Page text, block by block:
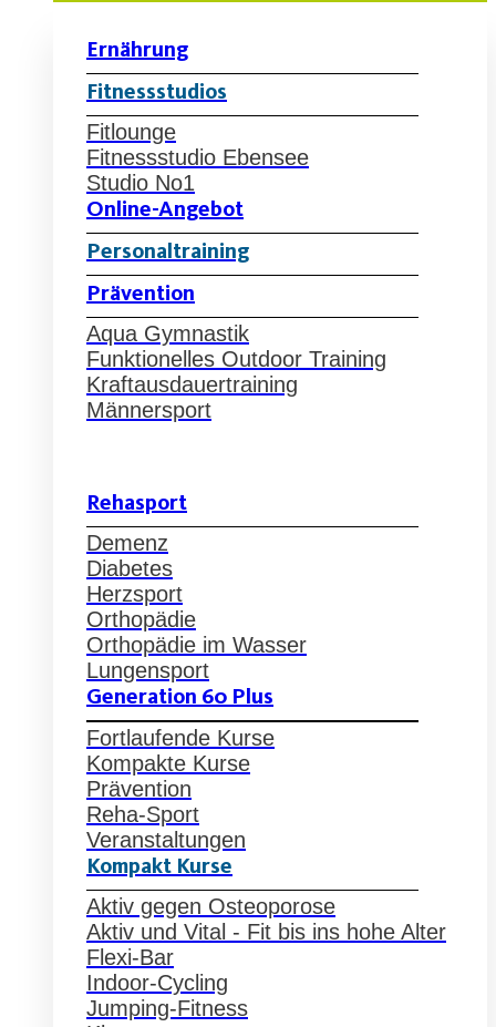
Ernährung
Fitnessstudios
Fitlounge
Fitnessstudio Ebensee
Studio No1
Online-Angebot
Personaltraining
Prävention
Aqua Gymnastik
Funktionelles Outdoor Training
Kraftausdauertraining
Männersport
Rehasport
Demenz
Diabetes
Herzsport
Orthopädie
Orthopädie im Wasser
Lungensport
Generation 60 Plus
Fortlaufende Kurse
Kompakte Kurse
Prävention
Reha-Sport
Veranstaltungen
Kompakt Kurse
Aktiv gegen Osteoporose
Aktiv und Vital - Fit bis ins hohe Alter
Flexi-Bar
Indoor-Cycling
Jumping-Fitness